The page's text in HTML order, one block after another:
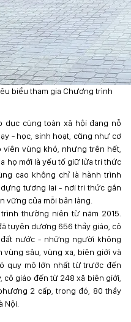
biểu tham gia Chương trình
dục cùng toàn xã hội đang nỗ
- học, sinh hoạt, cũng như cơ
vùng khó, nhưng trên hết,
họ mới là yếu tố giữ lửa tri thức
cao không chỉ là hành trình
tương lai - nơi tri thức gắn
vững của mỗi bản làng.
thường niên từ năm 2015.
tuyên dương 656 thầy giáo, cô
nước - những người không
sâu, vùng xa, biên giới và
quy mô lớn nhất từ trước đến
cô giáo đến từ 248 xã biên giới,
2 cấp, trong đó, 80 thầy
Nội.